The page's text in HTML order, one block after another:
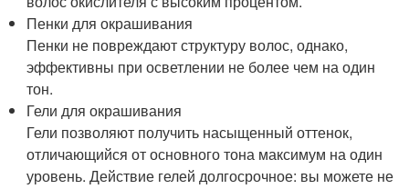
Пенки для окрашивания
Пенки не повреждают структуру волос, однако,
эффективны при осветлении не более чем на один
тон.
Гели для окрашивания
Гели позволяют получить насыщенный оттенок,
отличающийся от основного тона максимум на один
уровень. Действие гелей долгосрочное: вы можете не